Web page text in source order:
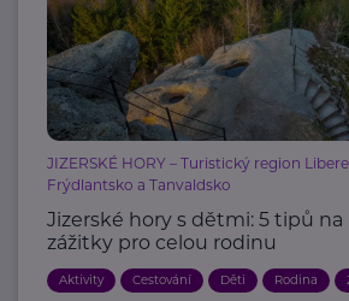
JIZERSKÉ HORY – Turistický region
Frýdlantsko a Tanvaldsko
Jizerské hory s dětmi: 5 tipů
zážitky pro celou rodinu
Aktivity Cestování Děti Rodina